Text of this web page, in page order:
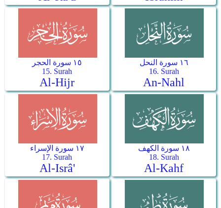
١٥ سورة الحجر
15. Surah
Al-Hijr
١٦ سورة النحل
16. Surah
An-Nahl
١٧ سورة الإسراء
17. Surah
Al-Isrâ'
١٨ سورة الكهف
18. Surah
Al-Kahf